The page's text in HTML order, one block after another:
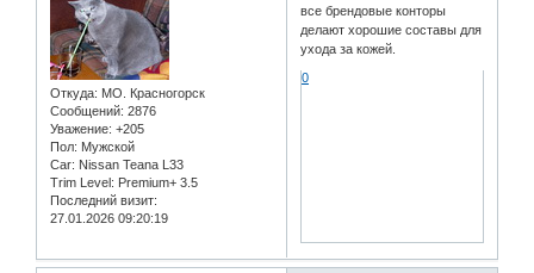
Откуда: МО. Красногорск
Сообщений: 2876
Уважение: +205
Пол: Мужской
Car: Nissan Teana L33
Trim Level: Premium+ 3.5
Последний визит:
27.01.2026 09:20:19
все брендовые конторы
делают хорошие составы для
ухода за кожей.
0